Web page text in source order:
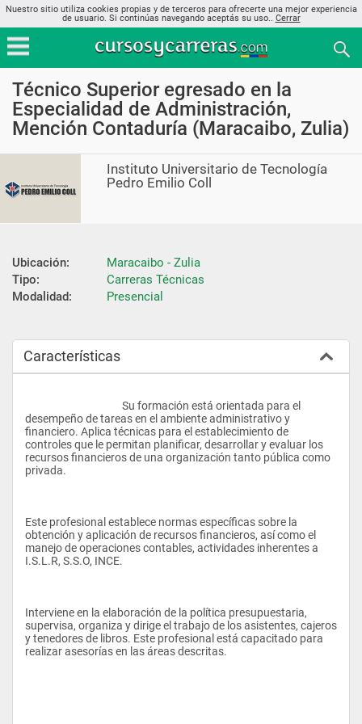
Nuestro sitio utiliza cookies propias y de terceros para ofrecerte una mejor experiencia
de usuario. Si continúas navegando aceptás su uso.. Cerrar
Técnico Superior egresado en la
Especialidad de Administración,
Mención Contaduría (Maracaibo, Zulia)
Instituto Universitario de Tecnología
Pedro Emilio Coll
Ubicación:
Maracaibo - Zulia
Tipo:
Carreras Técnicas
Modalidad:
Presencial
Características
desempeño de tareas en el ambiente administrativo y
financiero. Aplica técnicas para el establecimiento de
controles que le permitan planificar, desarrollar y evaluar los
recursos financieros de una organización tanto pública como
privada.
Este profesional establece normas específicas sobre la
obtención y aplicación de recursos financieros, así como el
manejo de operaciones contables, actividades inherentes a
I.S.L.R, S.S.O, INCE.
Interviene en la elaboración de la política presupuestaria,
supervisa, organiza y dirige el trabajo de los asistentes, cajeros
y tenedores de libros. Este profesional está capacitado para
realizar asesorías en las áreas descritas.